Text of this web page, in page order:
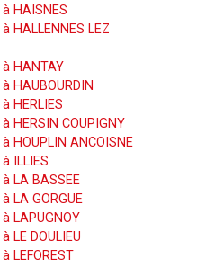
HAISNES
HALLENNES LEZ
HANTAY
HAUBOURDIN
HERLIES
HERSIN COUPIGNY
HOUPLIN ANCOISNE
ILLIES
LA BASSEE
LA GORGUE
LAPUGNOY
LE DOULIEU
LEFOREST